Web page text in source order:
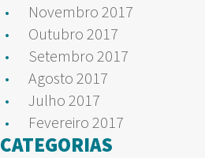
Novembro 2017
Outubro 2017
Setembro 2017
Agosto 2017
Julho 2017
Fevereiro 2017
CATEGORIAS